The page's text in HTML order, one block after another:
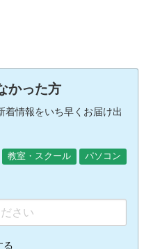
かった方
着情報をいち早くお届け出
教室・スクール
パソコン
る